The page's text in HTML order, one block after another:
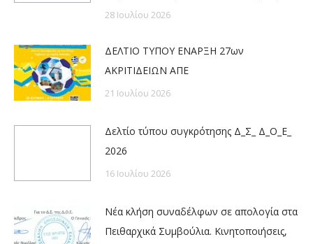
28 Ιουλίου 2026
ΔΕΛΤΙΟ ΤΥΠΟΥ ΕΝΑΡΞΗ 27ων
ΑΚΡΙΤΙΔΕΙΩΝ ΑΠΕ
21 Ιουλίου 2026
Δελτίο τύπου συγκρότησης Δ_Σ_ Δ_Ο_Ε_
2026
16 Ιουλίου 2026
Νέα κλήση συναδέλφων σε απολογία στα
Πειθαρχικά Συμβούλια. Κινητοποιήσεις,